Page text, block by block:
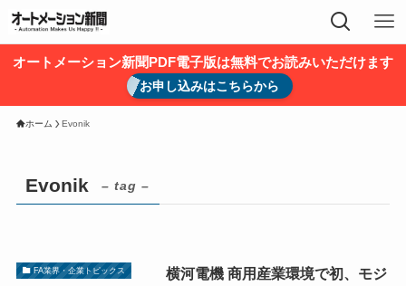
オートメーション新聞PDF電子版は無料でお読みいただけます
お申し込みはこちらから
ホーム Evonik
Evonik – tag –
FA業界・企業トピックス
横河電機 商用産業環境で初、モジ